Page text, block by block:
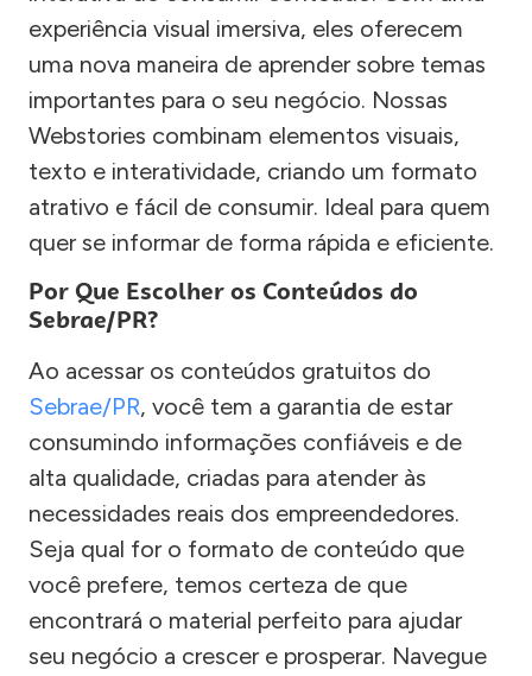
experiência visual imersiva, eles oferecem
uma nova maneira de aprender sobre temas
importantes para o seu negócio. Nossas
Webstories combinam elementos visuais,
texto e interatividade, criando um formato
atrativo e fácil de consumir. Ideal para quem
quer se informar de forma rápida e eficiente.
Por Que Escolher os Conteúdos do
Sebrae/PR?
Ao acessar os conteúdos gratuitos do
Sebrae/PR, você tem a garantia de estar
consumindo informações confiáveis e de
alta qualidade, criadas para atender às
necessidades reais dos empreendedores.
Seja qual for o formato de conteúdo que
você prefere, temos certeza de que
encontrará o material perfeito para ajudar
seu negócio a crescer e prosperar. Navegue